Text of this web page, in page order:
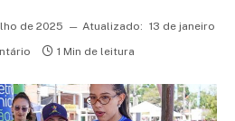
de 2025 Atualizado: 13 de janeiro
1 Min de leitura